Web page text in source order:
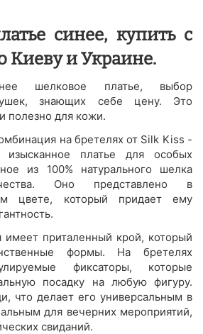
синее, купить с
Киеву и Украине.
шелковое платье, выбор
знающих себе цену. Это
полезно для кожи.
на бретелях от Silk Kiss -
изысканное платье для особых
из 100% натурального шелка
Оно представлено в
цвете, который придает ему
имеет приталенный крой, который
формы. На бретелях
фиксаторы, которые
посадку на любую фигуру.
что делает его универсальным в
для вечерних мероприятий,
свиданий.